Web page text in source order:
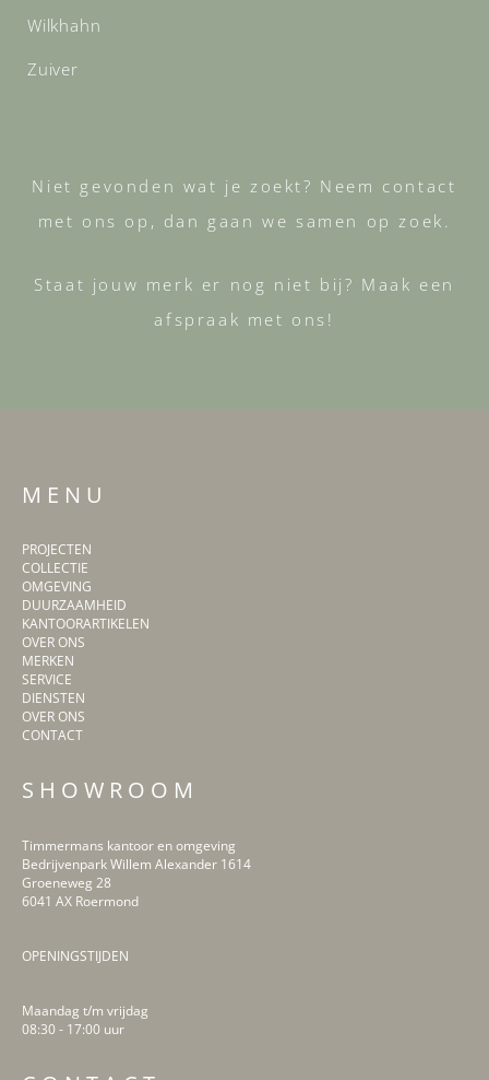
Wilkhahn
Zuiver
Niet gevonden wat je zoekt? Neem contact
met ons op, dan gaan we samen op zoek.
Staat jouw merk er nog niet bij? Maak een
afspraak met ons!
M E N U
PROJECTEN
COLLECTIE
OMGEVING
DUURZAAMHEID
KANTOORARTIKELEN
OVER ONS
MERKEN
SERVICE
DIENSTEN
OVER ONS
CONTACT
S H O W R O O M
Timmermans kantoor en omgeving
Bedrijvenpark Willem Alexander 1614
Groeneweg 28
6041 AX Roermond
OPENINGSTIJDEN
Maandag t/m vrijdag
08:30 - 17:00 uur